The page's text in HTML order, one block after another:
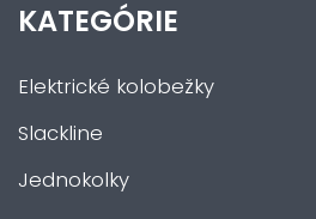
KATEGÓRIE
Elektrické kolobežky
Slackline
Jednokolky